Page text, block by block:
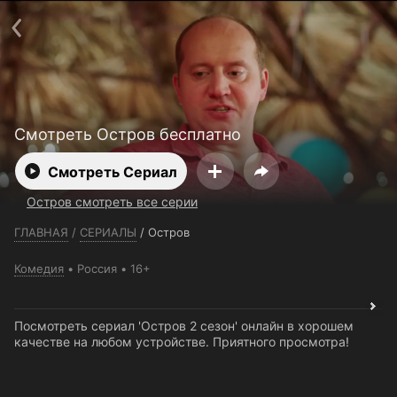
Смотреть Остров бесплатно
Смотреть Сериал
Остров смотреть все серии
ГЛАВНАЯ / СЕРИАЛЫ / Остров
Комедия Россия 16+
Посмотреть сериал 'Остров 2 сезон' онлайн в хорошем
качестве на любом устройстве. Приятного просмотра!
Телефон поддержки: +7 (727) 323 10 92
Пользовательское соглашение
Политика конфиденциальности
Открыть приложение
Ввести промокод